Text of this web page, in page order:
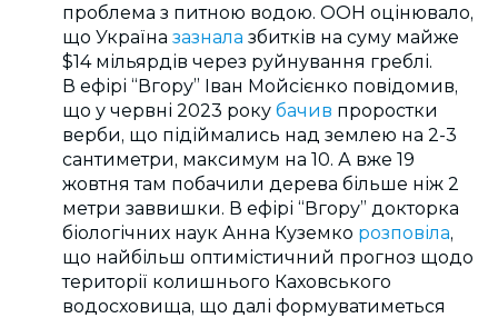
проблема з питною водою. ООН оцінювало,
що Україна зазнала збитків на суму майже
$14 мільярдів через руйнування греблі.
В ефірі “Вгору” Іван Мойсієнко повідомив,
що у червні 2023 року бачив проростки
верби, що підіймались над землею на 2-3
сантиметри, максимум на 10. А вже 19
жовтня там побачили дерева більше ніж 2
метри заввишки. В ефірі “Вгору” докторка
біологічних наук Анна Куземко розповіла,
що найбільш оптимістичний прогноз щодо
території колишнього Каховського
водосховища, що далі формуватиметься